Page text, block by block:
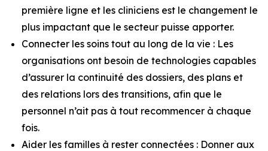
première ligne et les cliniciens est le changement le
plus impactant que le secteur puisse apporter.
Connecter les soins tout au long de la vie : Les
organisations ont besoin de technologies capables
d’assurer la continuité des dossiers, des plans et
des relations lors des transitions, afin que le
personnel n’ait pas à tout recommencer à chaque
fois.
Aider les familles à rester connectées : Donner aux